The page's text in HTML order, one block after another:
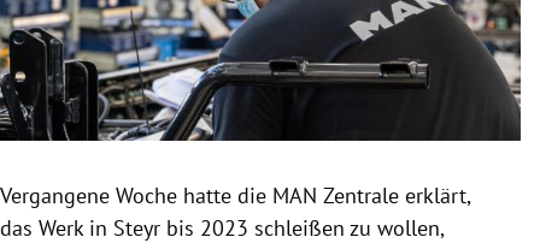
Untermenü
Untermenü
Untermenü
Untermenü
Vergangene Woche hatte die MAN Zentrale erklärt,
das Werk in Steyr bis 2023 schleißen zu wollen,